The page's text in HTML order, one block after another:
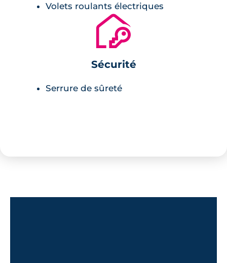
Volets roulants électriques
🔐
Sécurité
Serrure de sûreté